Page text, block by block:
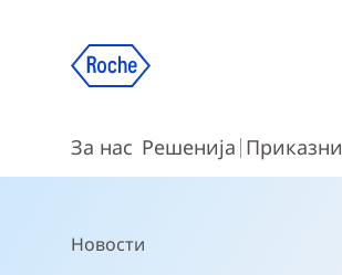
За нас Решенија Приказни
Новости